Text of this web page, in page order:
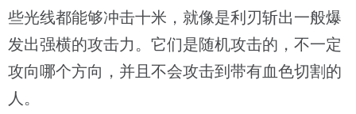
些光线都能够冲击十米，就像是利刃斩出一般爆
发出强横的攻击力。它们是随机攻击的，不一定
攻向哪个方向，并且不会攻击到带有血色切割的
人。